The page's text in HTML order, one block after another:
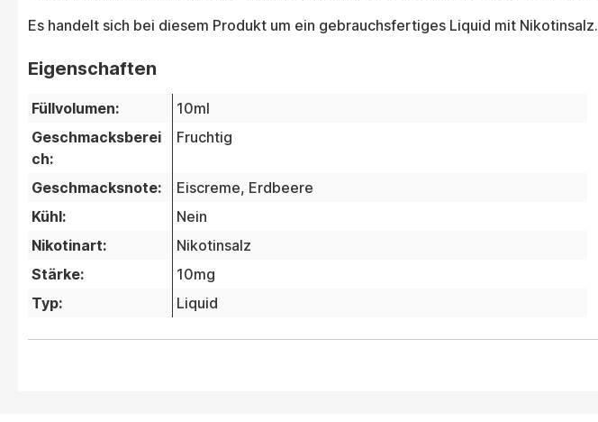
Es handelt sich bei diesem Produkt um ein gebrauchsfertiges Liquid mit Nikotinsalz.
Eigenschaften
Füllvolumen:
10ml
Geschmacksberei
ch:
Fruchtig
Geschmacksnote: Eiscreme, Erdbeere
Kühl:
Nein
Nikotinart:
Nikotinsalz
Stärke:
10mg
Typ:
Liquid